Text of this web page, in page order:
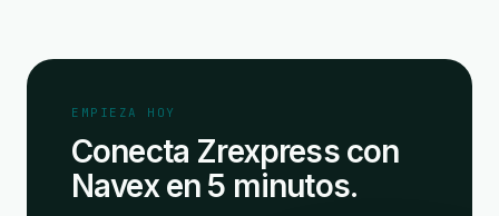
EMPIEZA HOY
Conecta Zrexpress con
Navex en 5 minutos.